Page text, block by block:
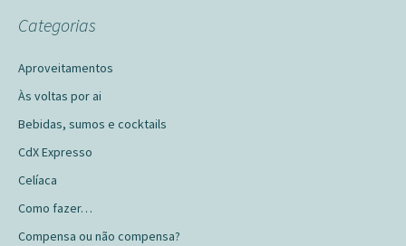
Categorias
Aproveitamentos
Às voltas por ai
Bebidas, sumos e cocktails
CdX Expresso
Celíaca
Como fazer…
Compensa ou não compensa?